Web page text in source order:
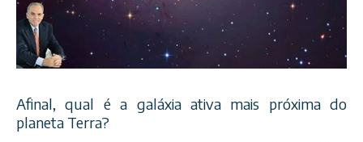
Afinal, qual é a galáxia ativa mais próxima do
planeta Terra?